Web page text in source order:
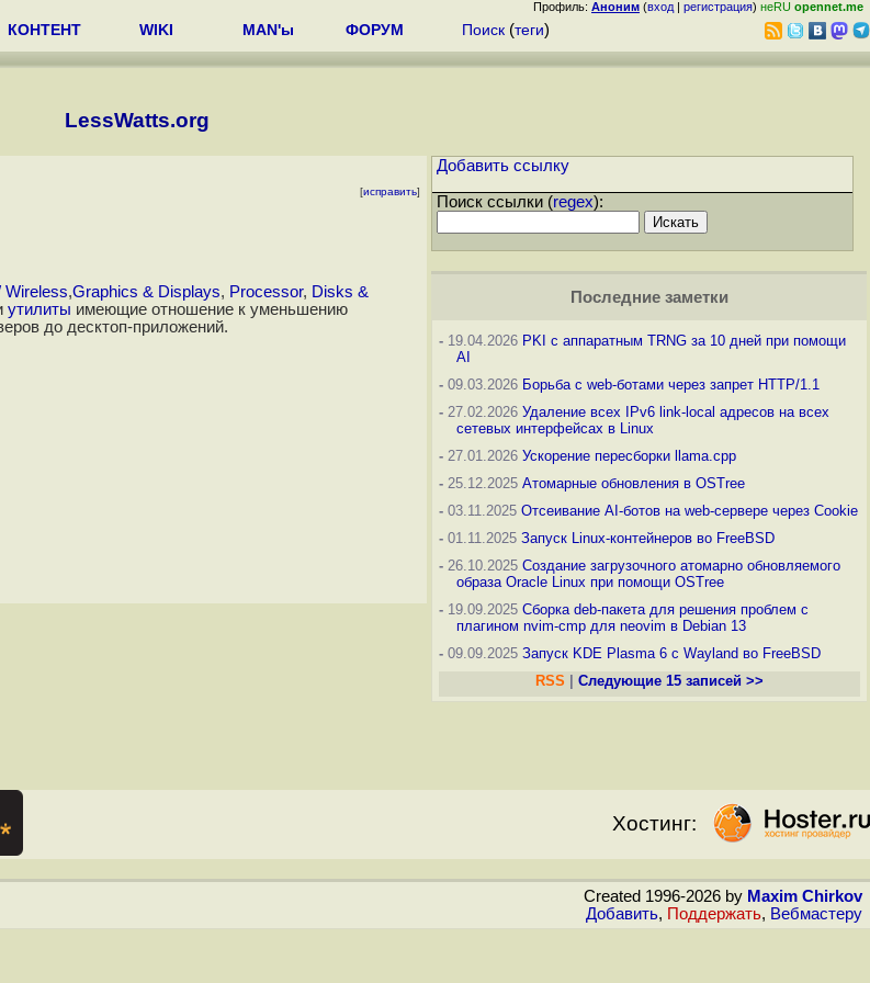
Профиль: Аноним (вход | регистрация) неRU opennet.me
КОНТЕНТ WIKI MAN'ы ФОРУМ Поиск (теги)
LessWatts.org
[исправить]
Wireless,Graphics & Displays, Processor, Disks &
утилиты имеющие отношение к уменьшению
до десктоп-приложений.
Добавить ссылку
Поиск ссылки (regex):
Последние заметки
- 19.04.2026 PKI с аппаратным TRNG за 10 дней при помощи
AI
- 09.03.2026 Борьба с web-ботами через запрет HTTP/1.1
- 27.02.2026 Удаление всех IPv6 link-local адресов на всех
сетевых интерфейсах в Linux
- 27.01.2026 Ускорение пересборки llama.cpp
- 25.12.2025 Атомарные обновления в OSTree
- 03.11.2025 Отсеивание AI-ботов на web-сервере через Cookie
- 01.11.2025 Запуск Linux-контейнеров во FreeBSD
- 26.10.2025 Создание загрузочного атомарно обновляемого
образа Oracle Linux при помощи OSTree
- 19.09.2025 Сборка deb-пакета для решения проблем с
плагином nvim-cmp для neovim в Debian 13
- 09.09.2025 Запуск KDE Plasma 6 с Wayland во FreeBSD
RSS
Следующие 15 записей >>
Хостинг:
Created 1996-2026 by Maxim Chirkov
Добавить, Поддержать, Вебмастеру